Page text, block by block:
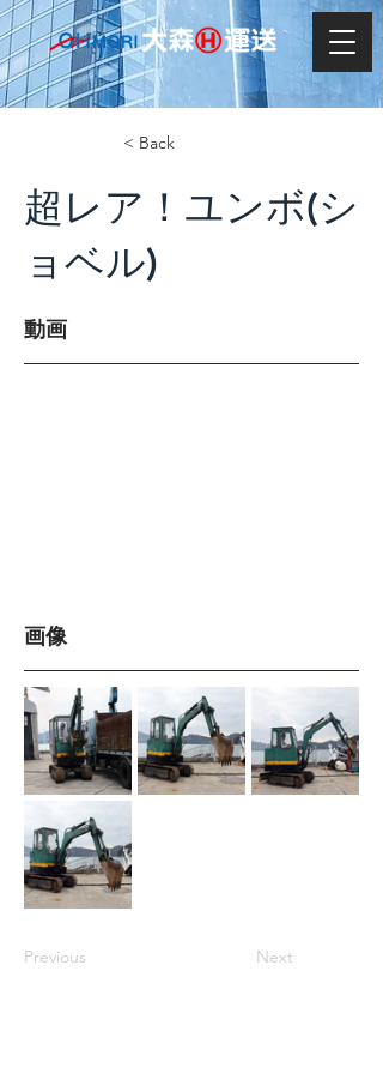
< Back
超レア！ユンボ(シ
ョベル)
動画
画像
Previous Next